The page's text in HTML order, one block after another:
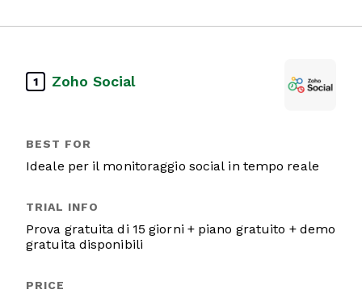
1 Zoho Social
Ideale per il monitoraggio social in tempo reale
Prova gratuita di 15 giorni + piano gratuito + demo
gratuita disponibili